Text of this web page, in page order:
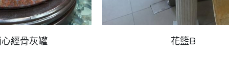
經骨灰罐 花籃B